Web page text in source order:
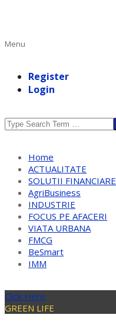
Primary
Menu
Register
Login
Search
Home
ACTUALITATE
SOLUTII FINANCIARE
AgriBusiness
INDUSTRIE
FOCUS PE AFACERI
VIATA URBANA
FMCG
BeSmart
IMM
Click Here
GREEN LIFE